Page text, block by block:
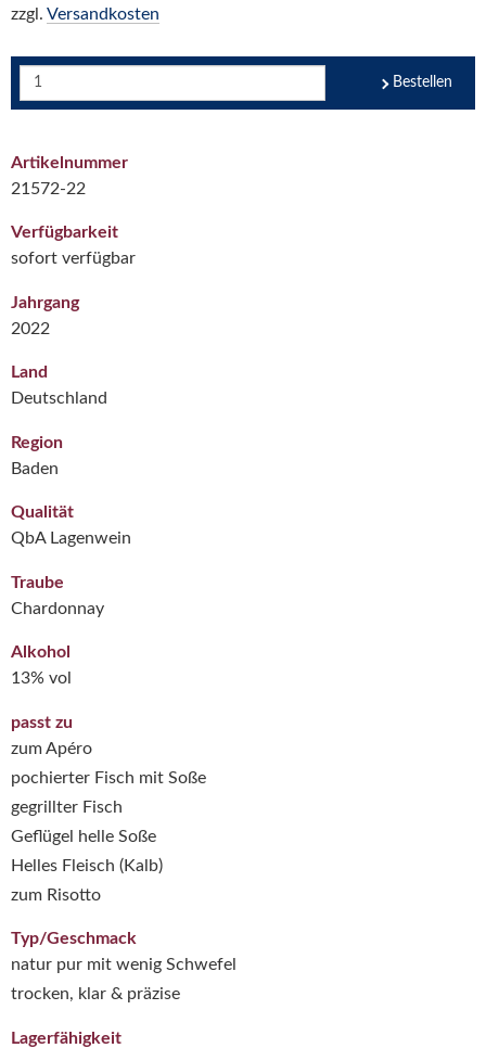
zzgl. Versandkosten
Bestellen
Artikelnummer
21572-22
Verfügbarkeit
sofort verfügbar
Jahrgang
2022
Land
Deutschland
Region
Baden
Qualität
QbA Lagenwein
Traube
Chardonnay
Alkohol
13% vol
passt zu
zum Apéro
pochierter Fisch mit Soße
gegrillter Fisch
Geflügel helle Soße
Helles Fleisch (Kalb)
zum Risotto
Typ/Geschmack
natur pur mit wenig Schwefel
trocken, klar & präzise
Lagerfähigkeit